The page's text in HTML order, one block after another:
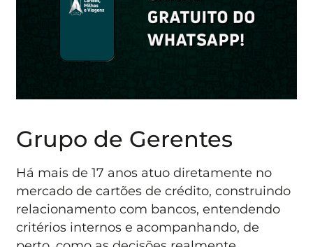
Grupo de Gerentes
Há mais de 17 anos atuo diretamente no
mercado de cartões de crédito, construindo
relacionamento com bancos, entendendo
critérios internos e acompanhando, de